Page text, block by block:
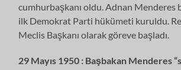
cumhurbaşkanı oldu. Adnan Menderes
ilk Demokrat Parti hükümeti kuruldu.
Meclis Başkanı olarak göreve başladı.
29 Mayıs 1950 : Başbakan Menderes